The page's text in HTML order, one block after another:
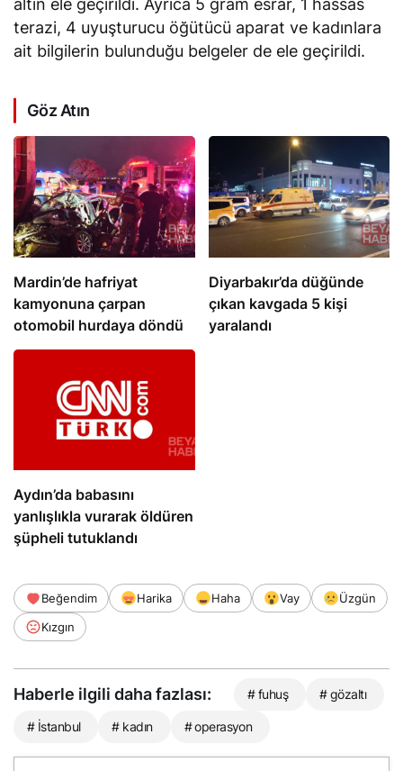
altın ele geçirildi. Ayrıca 5 gram esrar, 1 hassas
terazi, 4 uyuşturucu öğütücü aparat ve kadınlara
ait bilgilerin bulunduğu belgeler de ele geçirildi.
Göz Atın
Mardin’de hafriyat
kamyonuna çarpan
otomobil hurdaya döndü
Diyarbakır’da düğünde
çıkan kavgada 5 kişi
yaralandı
Aydın’da babasını
yanlışlıkla vurarak öldüren
şüpheli tutuklandı
Beğendim Harika Haha Vay
Üzgün
Kızgın
Haberle ilgili daha fazlası: # fuhuş # gözaltı
# İstanbul # kadın # operasyon